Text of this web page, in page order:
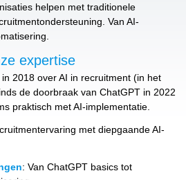
helpen met traditionele
Van AI-
expertise
2018 over AI in recruitment (in het
de doorbraak van ChatGPT in 2022
praktisch met AI-implementatie.
met diepgaande AI-
: Van ChatGPT basics tot